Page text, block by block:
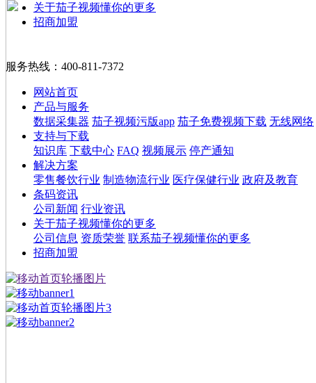
关于茄子视频懂你的更多
招商加盟
服务热线： 400-811-7372
网站首页
产品与服务
数据采集器 茄子视频污版app 茄子免费视频下载 无线网络
支持与下载
知识库 下载中心 FAQ 视频展示 停产通知
解决方案
零售餐饮行业 制造物流行业 医疗保健行业 政府及教育
条码资讯
公司新闻 行业资讯
关于茄子视频懂你的更多
公司信息 资质荣誉 联系茄子视频懂你的更多
招商加盟